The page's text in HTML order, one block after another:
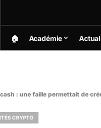
🏠︎ Académie
: une faille permettait de
CRYPTO